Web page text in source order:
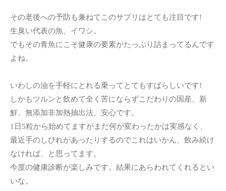
その老後への予防も兼ねてこのサプリはとても注目です!
生臭い代表の魚、イワシ。
でもその青魚にこそ健康の要素がたっぷり詰まってるんです
よね。
いわしの油を手軽にとれる乗ってとてもすばらしいです!
しかもツルンと飲めて全く苦にならずこだわりの国産、新
鮮、無添加非加熱抽出法、安心です。
1日5粒から始めてますがまだ何が変わったかは実感なく、
最近手のしびれがあったりするのでこれはいかん、飲み続け
なければ、と思ってます。
今度の健康診断が楽しみです。結果にあらわれてくれるとい
いな。